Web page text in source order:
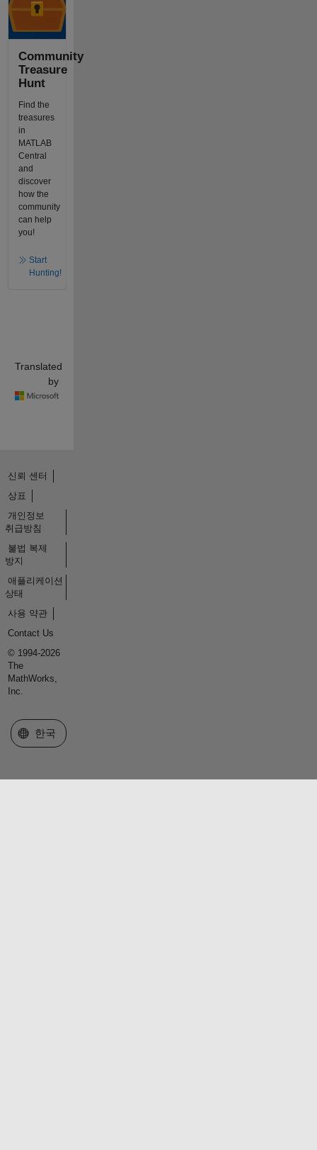
Community
Treasure
Hunt
Find the
treasures
in
MATLAB
Central
and
discover
how the
community
can help
you!
Start
Hunting!
Translated
by
신뢰 센터
상표
개인정보
취급방침
불법 복제
방지
애플리케이션
상태
사용 약관
Contact Us
© 1994-2026
The
MathWorks,
Inc.
웹사이트 선택
한국